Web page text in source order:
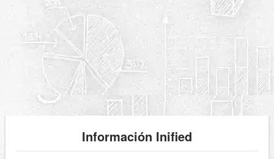
Información Inified